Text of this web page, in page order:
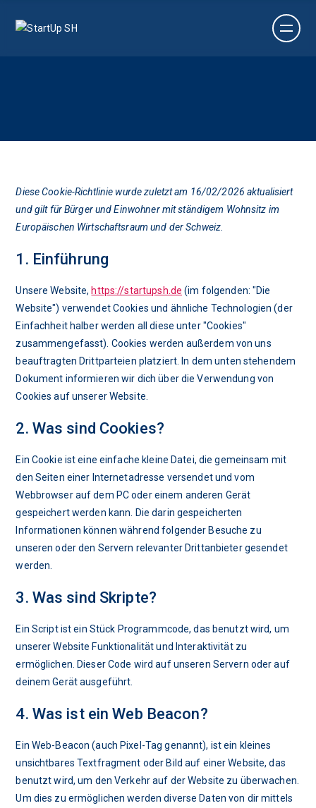
Diese Cookie-Richtlinie wurde zuletzt am 16/02/2026 aktualisiert
und gilt für Bürger und Einwohner mit ständigem Wohnsitz im
Europäischen Wirtschaftsraum und der Schweiz.
1. Einführung
Unsere Website, https://startupsh.de (im folgenden: "Die
Website") verwendet Cookies und ähnliche Technologien (der
Einfachheit halber werden all diese unter "Cookies"
zusammengefasst). Cookies werden außerdem von uns
beauftragten Drittparteien platziert. In dem unten stehendem
Dokument informieren wir dich über die Verwendung von
Cookies auf unserer Website.
2. Was sind Cookies?
Ein Cookie ist eine einfache kleine Datei, die gemeinsam mit
den Seiten einer Internetadresse versendet und vom
Webbrowser auf dem PC oder einem anderen Gerät
gespeichert werden kann. Die darin gespeicherten
Informationen können während folgender Besuche zu
unseren oder den Servern relevanter Drittanbieter gesendet
werden.
3. Was sind Skripte?
Ein Script ist ein Stück Programmcode, das benutzt wird, um
unserer Website Funktionalität und Interaktivität zu
ermöglichen. Dieser Code wird auf unseren Servern oder auf
deinem Gerät ausgeführt.
4. Was ist ein Web Beacon?
Ein Web-Beacon (auch Pixel-Tag genannt), ist ein kleines
unsichtbares Textfragment oder Bild auf einer Website, das
benutzt wird, um den Verkehr auf der Website zu überwachen.
Um dies zu ermöglichen werden diverse Daten von dir mittels